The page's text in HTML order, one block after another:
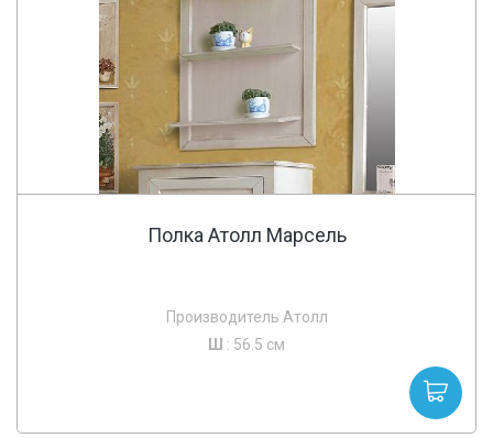
Полка Атолл Марсель
Производитель Атолл
Ш : 56.5 см